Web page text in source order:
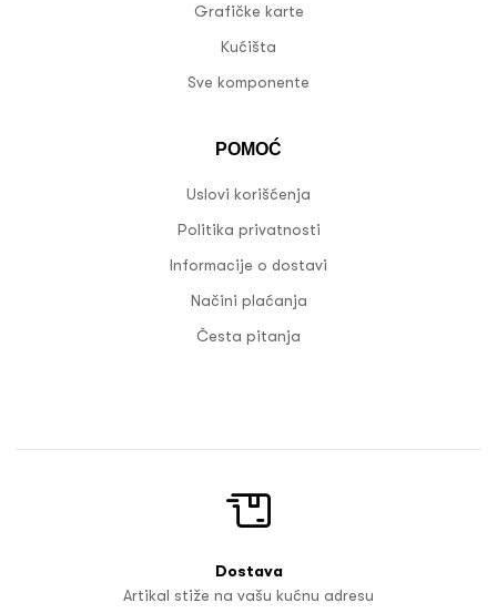
Grafičke karte
Kućišta
Sve komponente
POMOĆ
Uslovi korišćenja
Politika privatnosti
Informacije o dostavi
Načini plaćanja
Česta pitanja
Dostava
Artikal stiže na vašu kućnu adresu